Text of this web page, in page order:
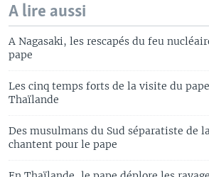
A lire aussi
A Nagasaki, les rescapés du feu
pape
Les cinq temps forts de la visite du
Thaïlande
Des musulmans du Sud séparatiste de
chantent pour le pape